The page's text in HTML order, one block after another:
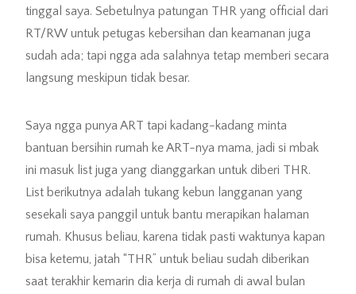
tinggal saya. Sebetulnya patungan THR yang official dari
RT/RW untuk petugas kebersihan dan keamanan juga
sudah ada; tapi ngga ada salahnya tetap memberi secara
langsung meskipun tidak besar.
Saya ngga punya ART tapi kadang-kadang minta
bantuan bersihin rumah ke ART-nya mama, jadi si mbak
ini masuk list juga yang dianggarkan untuk diberi THR.
List berikutnya adalah tukang kebun langganan yang
sesekali saya panggil untuk bantu merapikan halaman
rumah. Khusus beliau, karena tidak pasti waktunya kapan
bisa ketemu, jatah “THR” untuk beliau sudah diberikan
saat terakhir kemarin dia kerja di rumah di awal bulan